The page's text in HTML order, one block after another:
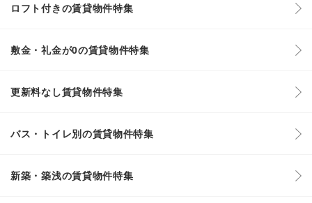
ロフト付きの賃貸物件特集
敷金・礼金が0の賃貸物件特集
更新料なし賃貸物件特集
バス・トイレ別の賃貸物件特集
新築・築浅の賃貸物件特集